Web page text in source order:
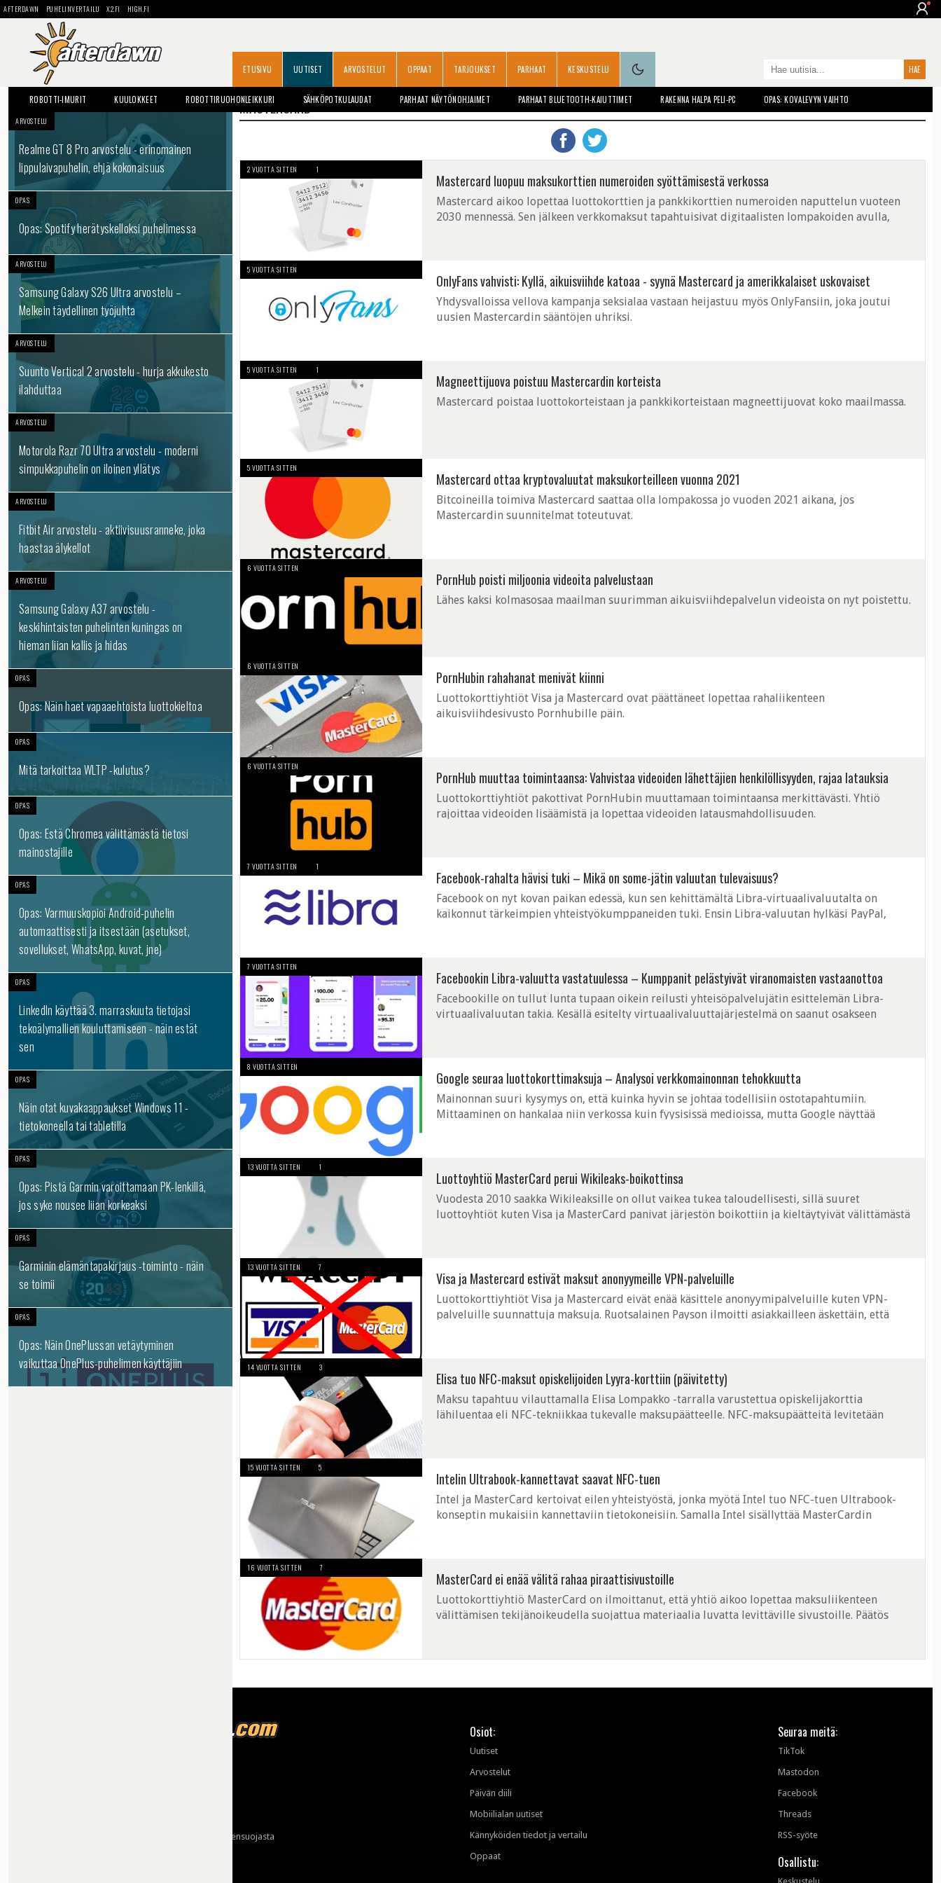
AFTERDAWN PUHELINVERTAILU X2.FI HIGH.FI
ETUSIVU UUTISET ARVOSTELUT OPPAAT TARJOUKSET PARHAAT KESKUSTELU
ROBOTTI-IMURIT KUULOKKEET ROBOTTIRUOHONLEIKKURI SÄHKÖPOTKULAUDAT PARHAAT NÄYTÖNOHJAIMET PARHAAT BLUETOOTH-KAIUTTIMET RAKENNA HALPA PELI-PC OPAS: KOVALEVYN VAIHTO
ARVOSTELU
Realme GT 8 Pro arvostelu - erinomainen
lippulaivapuhelin, ehjä kokonaisuus
OPAS
Opas: Spotify herätyskelloksi puhelimessa
ARVOSTELU
Samsung Galaxy S26 Ultra arvostelu –
Melkein täydellinen työjuhta
ARVOSTELU
Suunto Vertical 2 arvostelu - hurja akkukesto
ilahduttaa
ARVOSTELU
Motorola Razr 70 Ultra arvostelu - moderni
simpukkapuhelin on iloinen yllätys
ARVOSTELU
Fitbit Air arvostelu - aktiivisuusranneke, joka
haastaa älykellot
ARVOSTELU
Samsung Galaxy A37 arvostelu -
keskihintaisten puhelinten kuningas on
hieman liian kallis ja hidas
OPAS
Opas: Näin haet vapaaehtoista luottokieltoa
OPAS
Mitä tarkoittaa WLTP -kulutus?
OPAS
Opas: Estä Chromea välittämästä tietosi
mainostajille
OPAS
Opas: Varmuuskopioi Android-puhelin
automaattisesti ja itsestään (asetukset,
sovellukset, WhatsApp, kuvat, jne)
OPAS
LinkedIn käyttää 3. marraskuuta tietojasi
tekoälymallien kouluttamiseen - näin estät
sen
OPAS
Näin otat kuvakaappaukset Windows 11 -
tietokoneella tai tabletilla
OPAS
Opas: Pistä Garmin varoittamaan PK-lenkillä,
jos syke nousee liian korkeaksi
OPAS
Garminin elämäntapakirjaus -toiminto - näin
se toimii
OPAS
Opas: Näin OnePlussan vetäytyminen
vaikuttaa OnePlus-puhelimen käyttäjiin
MASTERCARD
2 VUOTTA SITTEN 1
Mastercard luopuu maksukorttien numeroiden syöttämisestä verkossa
Mastercard aikoo lopettaa luottokorttien ja pankkikorttien numeroiden naputtelun vuoteen
2030 mennessä. Sen jälkeen verkkomaksut tapahtuisivat digitaalisten lompakoiden avulla,
5 VUOTTA SITTEN
OnlyFans vahvisti: Kyllä, aikuisviihde katoaa - syynä Mastercard ja amerikkalaiset uskovaiset
Yhdysvalloissa vellova kampanja seksialaa vastaan heijastuu myös OnlyFansiin, joka joutui
uusien Mastercardin sääntöjen uhriksi.
5 VUOTTA SITTEN 1
Magneettijuova poistuu Mastercardin korteista
Mastercard poistaa luottokorteistaan ja pankkikorteistaan magneettijuovat koko maailmassa.
5 VUOTTA SITTEN
Mastercard ottaa kryptovaluutat maksukorteilleen vuonna 2021
Bitcoineilla toimiva Mastercard saattaa olla lompakossa jo vuoden 2021 aikana, jos
Mastercardin suunnitelmat toteutuvat.
6 VUOTTA SITTEN
PornHub poisti miljoonia videoita palvelustaan
Lähes kaksi kolmasosaa maailman suurimman aikuisviihdepalvelun videoista on nyt poistettu.
6 VUOTTA SITTEN
PornHubin rahahanat menivät kiinni
Luottokorttiyhtiöt Visa ja Mastercard ovat päättäneet lopettaa rahaliikenteen
aikuisviihdesivusto Pornhubille päin.
6 VUOTTA SITTEN
PornHub muuttaa toimintaansa: Vahvistaa videoiden lähettäjien henkilöllisyyden, rajaa latauksia
Luottokorttiyhtiöt pakottivat PornHubin muuttamaan toimintaansa merkittävästi. Yhtiö
rajoittaa videoiden lisäämistä ja lopettaa videoiden latausmahdollisuuden.
7 VUOTTA SITTEN 1
Facebook-rahalta hävisi tuki – Mikä on some-jätin valuutan tulevaisuus?
Facebook on nyt kovan paikan edessä, kun sen kehittämältä Libra-virtuaalivaluutalta on
kaikonnut tärkeimpien yhteistyökumppaneiden tuki. Ensin Libra-valuutan hylkäsi PayPal,
7 VUOTTA SITTEN
Facebookin Libra-valuutta vastatuulessa – Kumppanit pelästyivät viranomaisten vastaanottoa
Facebookille on tullut lunta tupaan oikein reilusti yhteisöpalvelujätin esittelemän Libra-
virtuaalivaluutan takia. Kesällä esitelty virtuaalivaluuttajärjestelmä on saanut osakseen
8 VUOTTA SITTEN
Google seuraa luottokorttimaksuja – Analysoi verkkomainonnan tehokkuutta
Mainonnan suuri kysymys on, että kuinka hyvin se johtaa todellisiin ostotapahtumiin.
Mittaaminen on hankalaa niin verkossa kuin fyysisissä medioissa, mutta Google näyttää
13 VUOTTA SITTEN 1
Luottoyhtiö MasterCard perui Wikileaks-boikottinsa
Vuodesta 2010 saakka Wikileaksille on ollut vaikea tukea taloudellisesti, sillä suuret
luottoyhtiöt kuten Visa ja MasterCard panivat järjestön boikottiin ja kieltäytyivät välittämästä
13 VUOTTA SITTEN 7
Visa ja Mastercard estivät maksut anonyymeille VPN-palveluille
Luottokorttiyhtiöt Visa ja Mastercard eivät enää käsittele anonyymipalveluille kuten VPN-
palveluille suunnattuja maksuja. Ruotsalainen Payson ilmoitti asiakkailleen äskettäin, että
14 VUOTTA SITTEN 3
Elisa tuo NFC-maksut opiskelijoiden Lyyra-korttiin (päivitetty)
Maksu tapahtuu vilauttamalla Elisa Lompakko -tarralla varustettua opiskelijakorttia
lähiluentaa eli NFC-tekniikkaa tukevalle maksupäätteelle. NFC-maksupäätteitä levitetään
15 VUOTTA SITTEN 5
Intelin Ultrabook-kannettavat saavat NFC-tuen
Intel ja MasterCard kertoivat eilen yhteistyöstä, jonka myötä Intel tuo NFC-tuen Ultrabook-
konseptin mukaisiin kannettaviin tietokoneisiin. Samalla Intel sisällyttää MasterCardin
16 VUOTTA SITTEN 7
MasterCard ei enää välitä rahaa piraattisivustoille
Luottokorttiyhtiö MasterCard on ilmoittanut, että yhtiö aikoo lopettaa maksuliikenteen
välittämisen tekijänoikeudella suojattua materiaalia luvatta levittäville sivustoille. Päätös
Käyttöehdot ja tietoa yksityisyydensuojasta
Osiot:
Uutiset
Arvostelut
Päivän diili
Mobiilialan uutiset
Kännyköiden tiedot ja vertailu
Oppaat
Seuraa meitä:
TikTok
Mastodon
Facebook
Threads
RSS-syöte
Osallistu: